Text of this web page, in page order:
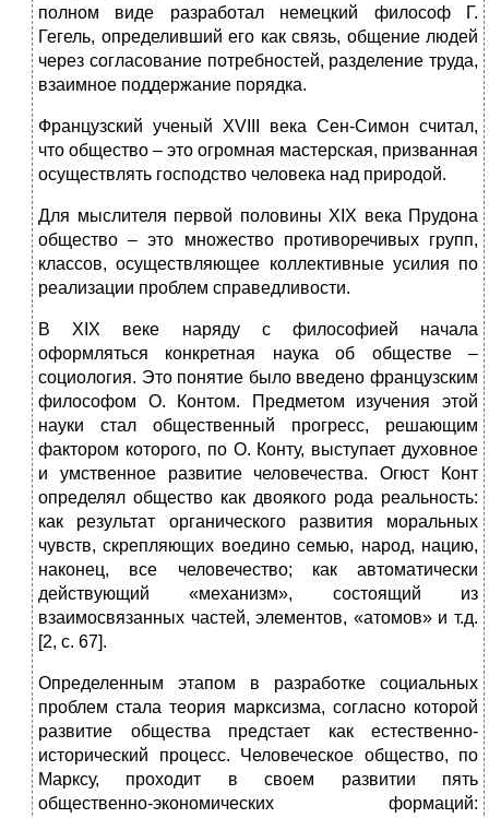
полном виде разработал немецкий философ Г.
Гегель, определивший его как связь, общение людей
через согласование потребностей, разделение труда,
взаимное поддержание порядка.
Французский ученый XVIII века Сен-Симон считал,
что общество – это огромная мастерская, призванная
осуществлять господство человека над природой.
Для мыслителя первой половины XIX века Прудона
общество – это множество противоречивых групп,
классов, осуществляющее коллективные усилия по
реализации проблем справедливости.
В XIX веке наряду с философией начала
оформляться конкретная наука об обществе –
социология. Это понятие было введено французским
философом О. Контом. Предметом изучения этой
науки стал общественный прогресс, решающим
фактором которого, по О. Конту, выступает духовное
и умственное развитие человечества. Огюст Конт
определял общество как двоякого рода реальность:
как результат органического развития моральных
чувств, скрепляющих воедино семью, народ, нацию,
наконец, все человечество; как автоматически
действующий «механизм», состоящий из
взаимосвязанных частей, элементов, «атомов» и т.д.
[2, с. 67].
Определенным этапом в разработке социальных
проблем стала теория марксизма, согласно которой
развитие общества предстает как естественно-
исторический процесс. Человеческое общество, по
Марксу, проходит в своем развитии пять
общественно-экономических формаций: